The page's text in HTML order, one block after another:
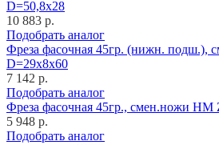
D=50,8x28
10 883 р.
Подобрать аналог
Фреза фасочная 45гр. (нижн. подш.),
D=29x8x60
7 142 р.
Подобрать аналог
Фреза фасочная 45гр., смен.ножи HM
5 948 р.
Подобрать аналог